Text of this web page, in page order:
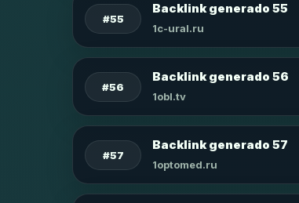
#55
Backlink generado 55
1c-ural.ru
#56
Backlink generado 56
1obl.tv
#57
Backlink generado 57
1optomed.ru